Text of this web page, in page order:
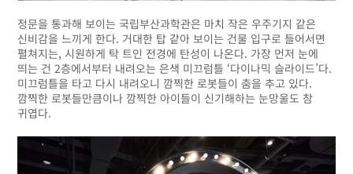
정문을 통과해 보이는 국립부산과학관은 마치 작은 우주기지 같은
신비감을 느끼게 한다. 거대한 탑 같아 보이는 건물 입구로 들어서면
펼쳐지는, 시원하게 탁 트인 전경에 탄성이 나온다. 가장 먼저 눈에
띄는 건 2층에서부터 내려오는 은색 미끄럼틀 ‘다이나믹 슬라이드’다.
미끄럼틀을 타고 다시 내려오니 깜찍한 로봇들이 춤을 추고 있다.
깜찍한 로봇들만큼이나 깜찍한 아이들이 신기해하는 눈망울도 참
귀엽다.